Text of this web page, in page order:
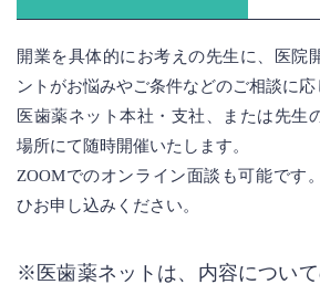
開業を具体的にお考えの先生に、医院
ントがお悩みやご条件などのご相談に応
医歯薬ネット本社・支社、または先生
場所にて随時開催いたします。
ZOOMでのオンライン面談も可能です
ひお申し込みください。
※医歯薬ネットは、内容につい